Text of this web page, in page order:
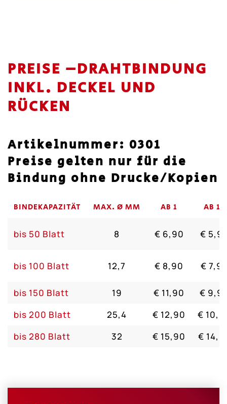
PREISE –DRAHTBINDUNG
INKL. DECKEL UND
RÜCKEN
Artikelnummer: 0301
Preise gelten nur für die
Bindung ohne Drucke/Kopien
BINDEKAPAZITÄT MAX. Ø MM AB 1 AB 10
bis 50 Blatt 8 € 6,90 €
bis 100 Blatt 12,7 € 8,90 €
bis 150 Blatt 19 € 11,90
€
bis 200 Blatt
25,4 € 12,90
€
bis 280 Blatt
32 € 15,90 €